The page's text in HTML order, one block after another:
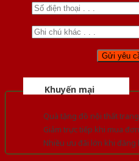
Khuyến mại
Quà tặng đồ nội thất
Giảm trực tiếp khi mua
Nhiều ưu đãi lớn khi